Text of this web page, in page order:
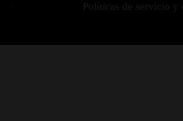
Políticas de servicio y